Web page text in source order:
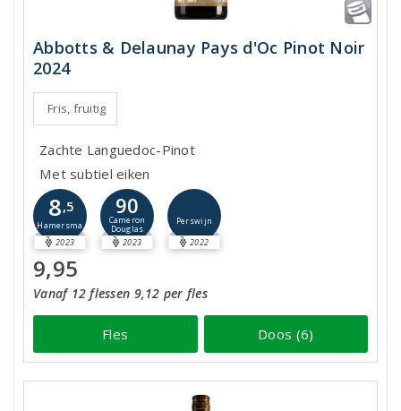
Abbotts & Delaunay Pays d'Oc Pinot Noir
2024
Fris, fruitig
Zachte Languedoc-Pinot
Met subtiel eiken
8,5
Hamersma
2023
90
Cameron
Douglas
2023
Perswijn
2022
9,95
Vanaf 12 flessen 9,12 per fles
Fles Doos (6)